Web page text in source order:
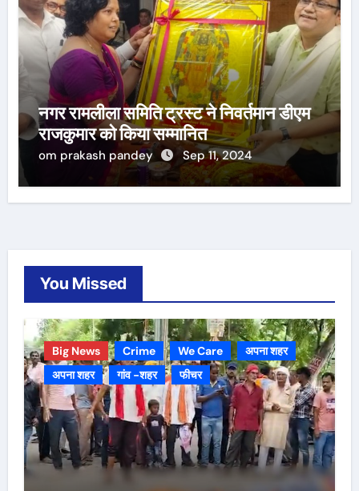
नगर रामलीला समिति ट्रस्ट ने निवर्तमान डीएम
राजकुमार को किया सम्मानित
om prakash pandey Sep 11, 2024
You Missed
Big News Crime We Care
अपना शहर
अपना शहर
गांव -शहर फीचर